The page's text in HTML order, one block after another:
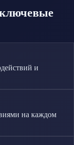
и
на каждом